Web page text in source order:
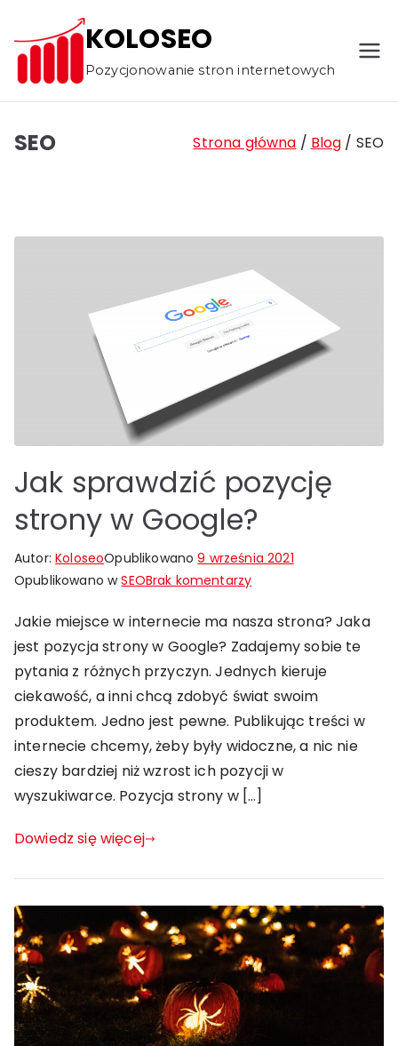
do
treści
KOLOSEO
Pozycjonowanie stron internetowych
SEO Strona główna Blog SEO
Jak sprawdzić pozycję
strony w Google?
Autor:KoloseoOpublikowano9 września 2021
Opublikowano wSEOBrak komentarzydo
sprawdzić
pozycję
strony
w
Google?
Jakie miejsce w internecie ma nasza strona? Jaka
jest pozycja strony w Google? Zadajemy sobie te
pytania z różnych przyczyn. Jednych kieruje
ciekawość, a inni chcą zdobyć świat swoim
produktem. Jedno jest pewne. Publikując treści w
internecie chcemy, żeby były widoczne, a nic nie
cieszy bardziej niż wzrost ich pozycji w
wyszukiwarce. Pozycja strony w […]
Dowiedz się więcej